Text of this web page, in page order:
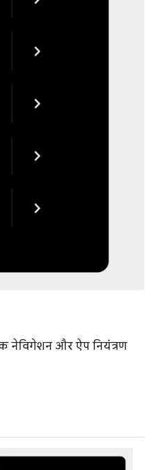
नेविगेशन और ऐप नियंत्रण